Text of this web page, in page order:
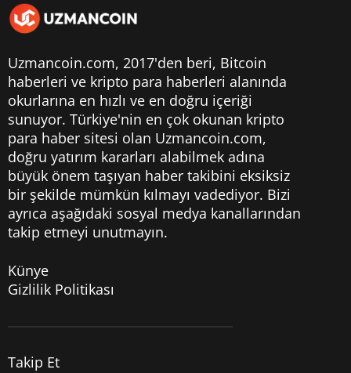
Uzmancoin.com, 2017'den beri, Bitcoin
haberleri ve kripto para haberleri alanında
okurlarına en hızlı ve en doğru içeriği
sunuyor. Türkiye'nin en çok okunan kripto
para haber sitesi olan Uzmancoin.com,
doğru yatırım kararları alabilmek adına
büyük önem taşıyan haber takibini eksiksiz
bir şekilde mümkün kılmayı vadediyor. Bizi
ayrıca aşağıdaki sosyal medya kanallarından
takip etmeyi unutmayın.
Künye
Gizlilik Politikası
Takip Et